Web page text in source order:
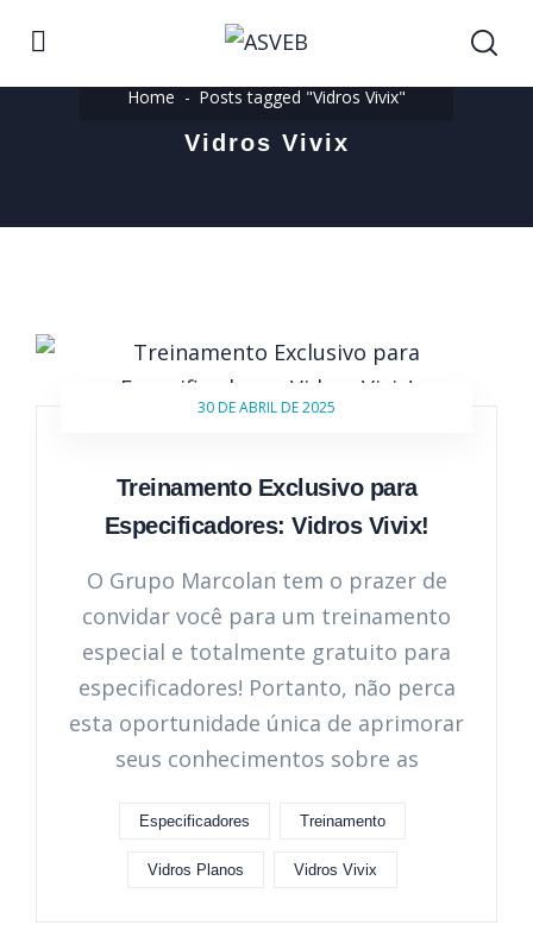
Home Posts tagged "Vidros Vivix"
Vidros Vivix
30 DE ABRIL DE 2025
Treinamento Exclusivo para
Especificadores: Vidros Vivix!
O Grupo Marcolan tem o prazer de
convidar você para um treinamento
especial e totalmente gratuito para
especificadores! Portanto, não perca
esta oportunidade única de aprimorar
seus conhecimentos sobre as
Especificadores Treinamento
Vidros Planos Vidros Vivix